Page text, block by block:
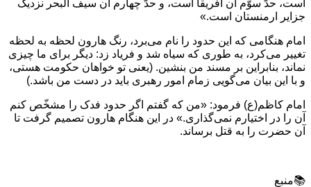
است، حدّ سوّم آن آفریقا است، و حدّ چهارم آن سیف البحر نزدیک
جزایر ارمنستان است.»
امام هنگامی که این حدود را نام می‌برد، رنگ هارون لحظه به لحظه
تغییر می‌کرد، به طوری که سیاه شد و فریاد زد: دیگر برای ما چیزی
نماند، بنابراین بر مسند من بنشین. (یعنی تو خواهان حکومت هستی،
و با این بیان می‌گویی زمام امور رهبری باید در دست من باشد.)
امام کاظم(ع) فرمود: «من که گفتم اگر حدود فدک را مشخّص کنم
آن را در اختیارم نمی‌گذاری.» در این هنگام هارون تصمیم گرفت تا
آن حضرت را به قتل برساند.
📚منبع